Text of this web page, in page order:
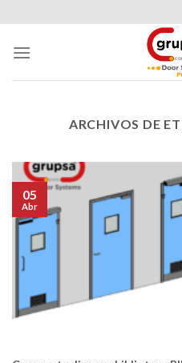
to
content
ARCHIVOS DE
05
Abr